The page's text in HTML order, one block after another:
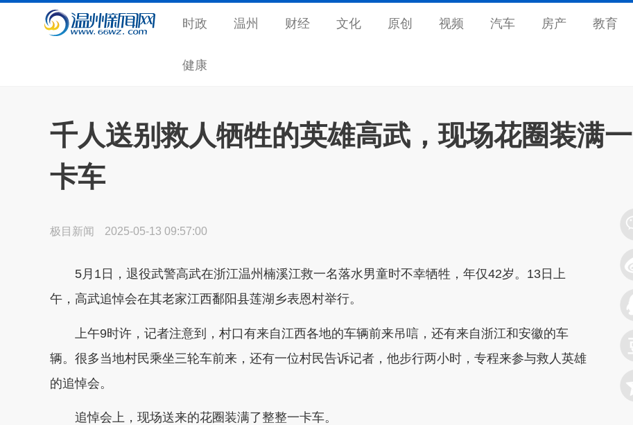
时政 温州 财经 文化 原创 视频 汽车 房产 教育
健康
千人送别救人牺牲的英雄高武，现场花圈装满一
卡车
极目新闻 2025-05-13 09:57:00
5月1日，退役武警高武在浙江温州楠溪江救一名落水男童时不幸牺牲，年仅42岁。13日上
午，高武追悼会在其老家江西鄱阳县莲湖乡表恩村举行。
上午9时许，记者注意到，村口有来自江西各地的车辆前来吊唁，还有来自浙江和安徽的车
辆。很多当地村民乘坐三轮车前来，还有一位村民告诉记者，他步行两小时，专程来参与救人英雄
的追悼会。
追悼会上，现场送来的花圈装满了整整一卡车。